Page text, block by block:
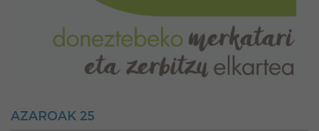
AZAROAK 25